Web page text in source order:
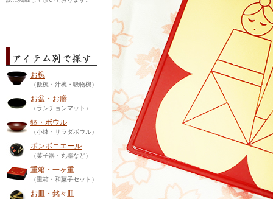
お椀
（飯椀・汁椀・吸物椀）
お盆・お膳
（ランチョンマット）
鉢・ボウル
（小鉢・サラダボウル）
ボンボニエール
（菓子器・丸器など）
重箱・一ヶ重
（重箱・和菓子セット）
お皿・銘々皿